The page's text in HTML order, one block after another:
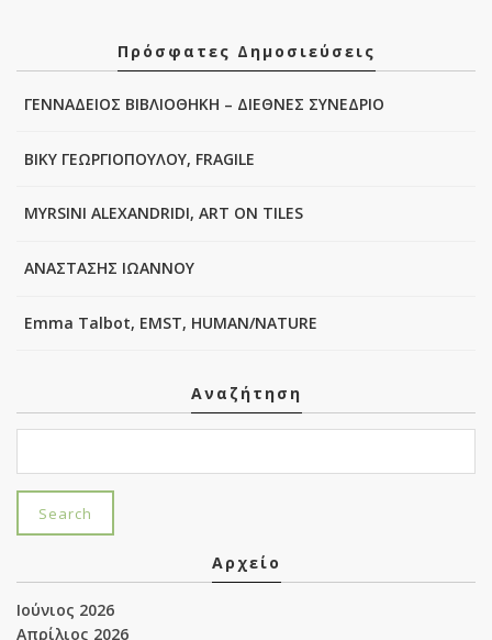
Πρόσφατες Δημοσιεύσεις
ΓΕΝΝΑΔΕΙΟΣ ΒΙΒΛΙΟΘΗΚΗ – ΔΙΕΘΝΕΣ ΣΥΝΕΔΡΙΟ
ΒΙΚΥ ΓΕΩΡΓΙΟΠΟΥΛΟΥ, FRAGILE
MYRSINI ALEXANDRIDI, ART ON TILES
ΑΝΑΣΤΑΣΗΣ ΙΩΑΝΝΟΥ
Emma Talbot, EMST, HUMAN/NATURE
Αναζήτηση
Αρχείο
Ιούνιος 2026
Απρίλιος 2026